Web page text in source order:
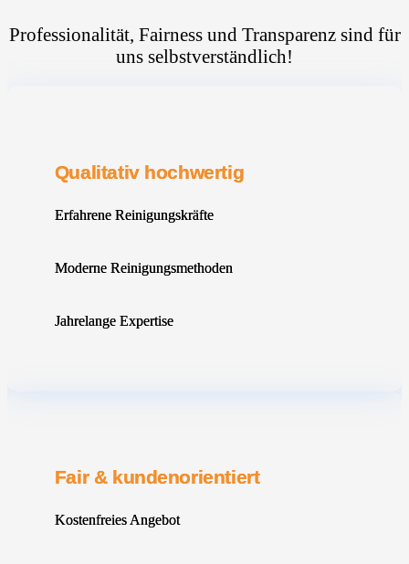
Professionalität, Fairness und Transparenz sind für
uns selbstverständlich!
Qualitativ hochwertig
Erfahrene Reinigungskräfte
Moderne Reinigungsmethoden
Jahrelange Expertise
Fair & kundenorientiert
Kostenfreies Angebot